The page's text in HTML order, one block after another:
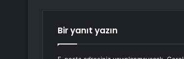
Bir yanıt yazın